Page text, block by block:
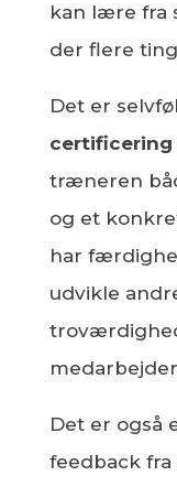
kan lære fra
der flere
Det er
træneren
og et
har
udvikle
Det er også
feedback